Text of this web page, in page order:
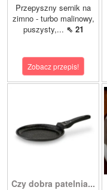
Przepyszny sernik na
zimno - turbo malinowy,
puszysty,... ⇖ 21
Zobacz przepis!
Czy dobra patelnia...